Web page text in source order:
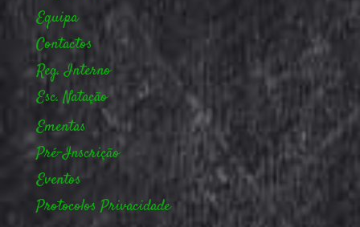
Equipa
Contactos
Reg. Interno
Esc. Natação
Ementas
Pré-Inscrição
Eventos
Protocolos Privacidade